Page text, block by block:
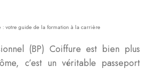
: votre guide de la formation à la carrière
(BP) Coiffure est bien plus
c’est un véritable passeport